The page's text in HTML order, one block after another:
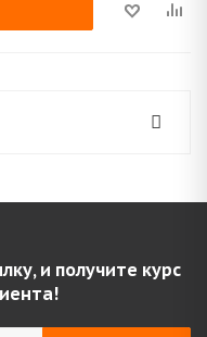
и получите курс